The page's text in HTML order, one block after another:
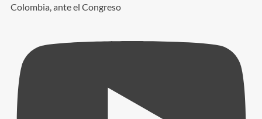
Colombia, ante el Congreso